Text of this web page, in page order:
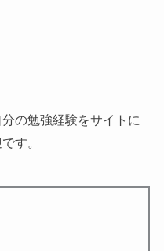
の勉強経験をサイトに
す。